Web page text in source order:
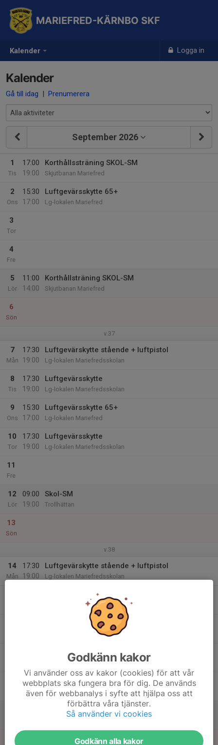
Kalender Logga in
MARIEFRED-KÄRNBO SKF
Kalender
Gå till idag | Prenumerera
September 2026
1
Tis
17:00
19:00
Korthållssträning SKOL-SM
Skjutbanan Mariefred
2
Ons
15:30
17:00
Luftgevärsskytte 65+
Lg-lokalen Mariefred
3
Tor
4
Fre
5
Lör
11:00
14:00
Korthållsträning SKOL-SM
Skjutbanan Mariefred
6
Sön
v.37
7
Mån
17:30
19:00
Luftgevärskytte stående + luftpistol
Lg-lokalen Mariefredsskolan
8
Tis
17:30
19:00
Luftgevärsskytte
Lg-lokalen Mariefredsskolan
9
Ons
15:30
17:00
Luftgevärsskytte 65+
Lg-lokalen Mariefred
10
Tor
17:30
19:00
Luftgevärsskytte
Lg-lokalen Mariefredsskolan
11
Fre
12
Lör
09:00
19:00
Skol-SM
Trollhättan
13
Sön
v.38
14
Mån
17:30
19:00
Luftgevärskytte stående + luftpistol
Lg-lokalen Mariefredsskolan
Luftgevärsskytte
Lg-lokalen Mariefredsskolan
Luftgevärsskytte 65+
Lg-lokalen Mariefred
Luftgevärsskytte
Lg-lokalen Mariefredsskolan
Riksfinal Kh-cup
20
Godkänn kakor
Vi använder oss av kakor (cookies) för att vår
webbplats ska fungera bra för dig. De används
även för webbanalys i syfte att hjälpa oss att
förbättra våra tjänster.
Så använder vi cookies
Godkänn alla kakor